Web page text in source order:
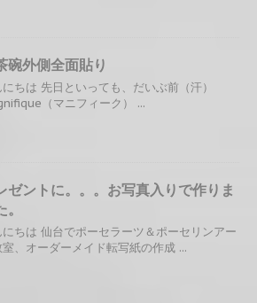
碗外側全面貼り
にちは 先日といっても、だいぶ前（汗）
（マニフィーク） ...
ゼントに。。。お写真入りで作りま
。
にちは 仙台でポーセラーツ＆ポーセリンアー
室、オーダーメイド転写紙の作成 ...